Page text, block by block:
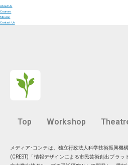
About Us
Courses
Mission
Contact Us
Top Workshop
メディア･コンテは、独立行政法人科学技術振興機
(CREST)「情報デザインによる市民芸術創出プラ